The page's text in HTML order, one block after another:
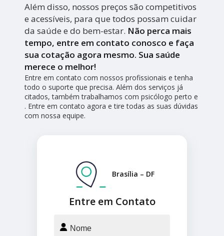
Além disso, nossos preços são competitivos
e acessíveis, para que todos possam cuidar
da saúde e do bem-estar. Não perca mais
tempo, entre em contato conosco e faça
sua cotação agora mesmo. Sua saúde
merece o melhor!
Entre em contato com nossos profissionais e tenha
todo o suporte que precisa. Além dos serviços já
citados, também trabalhamos com psicólogo perto e
. Entre em contato agora e tire todas as suas dúvidas
com nossa equipe.
Entre em Contato
Brasília – DF